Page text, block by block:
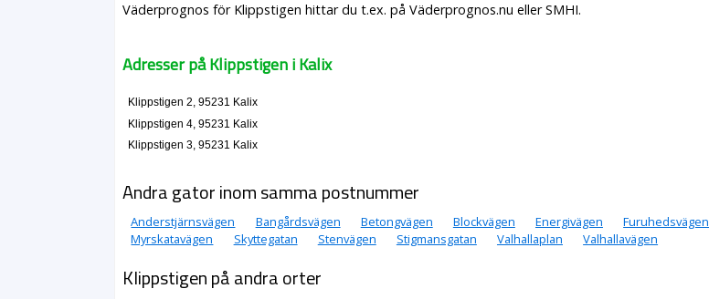
Väderprognos för Klippstigen hittar du t.ex. på Väderprognos.nu eller SMHI.
Adresser på Klippstigen i Kalix
Klippstigen 2, 95231 Kalix
Klippstigen 4, 95231 Kalix
Klippstigen 3, 95231 Kalix
Andra gator inom samma postnummer
Anderstjärnsvägen Bangårdsvägen Betongvägen Blockvägen Energivägen Furuhedsvägen
Myrskatavägen
Skyttegatan Stenvägen Stigmansgatan Valhallaplan Valhallavägen
Klippstigen på andra orter